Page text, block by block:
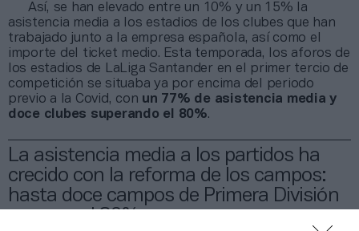
Así, se han elevado entre un 10% y un 15% la
asistencia media a los estadios de los clubes que han
trabajado junto a la empresa española, así como el
importe del ticket medio. Esta temporada, los aforos de
los estadios de LaLiga Santander en el primer tercio de
competición se situaba ya por encima del periodo
previo a la Covid, con un 77% de asistencia media y
doce clubes superando el 80%.
La asistencia media a los partidos ha
crecido con la reforma de los campos:
hasta doce campos de Primera División